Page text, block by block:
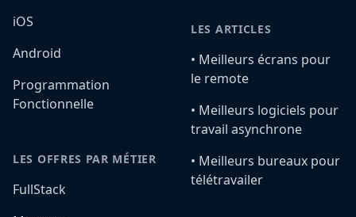
iOS
Android
Programmation
Fonctionnelle
LES OFFRES PAR MÉTIER
FullStack
LES ARTICLES
•️ Meilleurs écrans pour
le remote
•️ Meilleurs logiciels pour
travail asynchrone
•️ Meilleurs bureaux pour
télétravailer